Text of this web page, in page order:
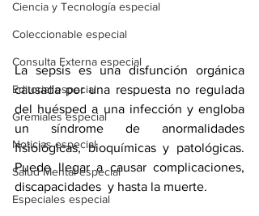
Ciencia y Tecnología especial
Coleccionable especial
Consulta Externa especial
Editorial especial
Gremiales especial
Noticias especial
Salud Mental especial
Especiales especial
La sepsis es una disfunción orgánica
causada por una respuesta no regulada
del huésped a una infección y engloba
un síndrome de anormalidades
fisiológicas, bioquímicas y patológicas.
Puede llegar a causar complicaciones,
discapacidades  y hasta la muerte.